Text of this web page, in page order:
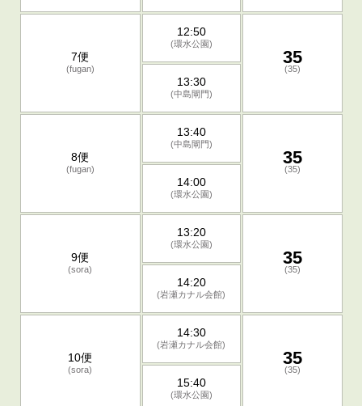
7便
(fugan)
12:50
(環水公園)
35
(35)
13:30
(中島閘門)
8便
(fugan)
13:40
(中島閘門)
35
(35)
14:00
(環水公園)
9便
(sora)
13:20
(環水公園)
35
(35)
14:20
(岩瀬カナル会館)
10便
(sora)
14:30
(岩瀬カナル会館)
35
(35)
15:40
(環水公園)